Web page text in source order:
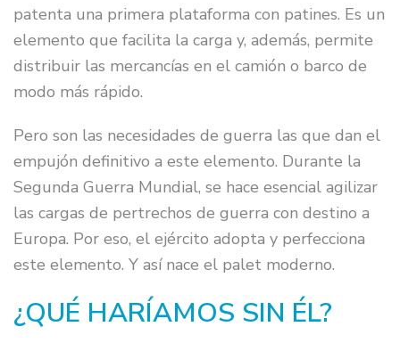
patenta una primera plataforma con patines. Es un
elemento que facilita la carga y, además, permite
distribuir las mercancías en el camión o barco de
modo más rápido.
Pero son las necesidades de guerra las que dan el
empujón definitivo a este elemento. Durante la
Segunda Guerra Mundial, se hace esencial agilizar
las cargas de pertrechos de guerra con destino a
Europa. Por eso, el ejército adopta y perfecciona
este elemento. Y así nace el palet moderno.
¿QUÉ HARÍAMOS SIN ÉL?